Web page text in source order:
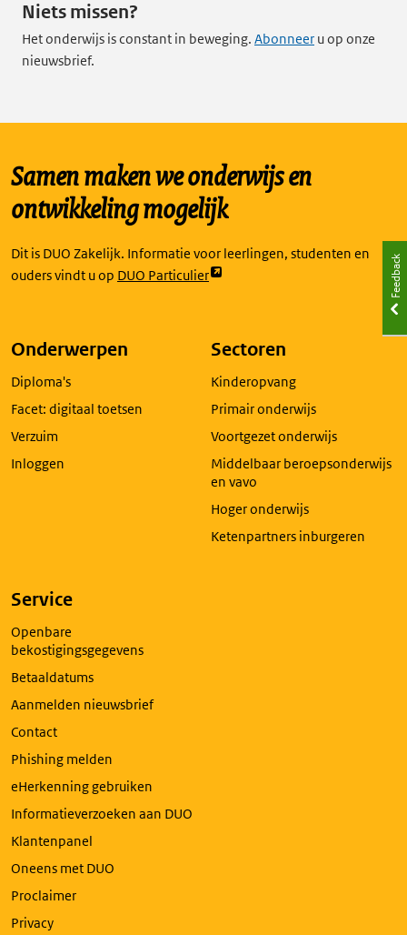
Niets missen?
Het onderwijs is constant in beweging. Abonneer u op onze
nieuwsbrief.
Samen maken we onderwijs en
ontwikkeling mogelijk
Dit is DUO Zakelijk. Informatie voor leerlingen, studenten en
ouders vindt u op DUO Particulier
Link
in
nieuw
Onderwerpen
Diploma's
Facet: digitaal toetsen
Verzuim
Inloggen
Sectoren
Kinderopvang
Primair onderwijs
Voortgezet onderwijs
Middelbaar beroepsonderwijs
en vavo
Hoger onderwijs
Ketenpartners inburgeren
Service
Openbare
bekostigingsgegevens
Betaaldatums
Aanmelden nieuwsbrief
Contact
Phishing melden
eHerkenning gebruiken
Informatieverzoeken aan DUO
Klantenpanel
Oneens met DUO
Proclaimer
Privacy
Feedback